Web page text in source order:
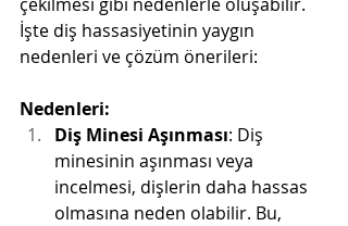
İşte diş hassasiyetinin yaygın
nedenleri ve çözüm önerileri:
Nedenleri:
Diş Minesi Aşınması: Diş
minesinin aşınması veya
incelmesi, dişlerin daha hassas
olmasına neden olabilir. Bu,